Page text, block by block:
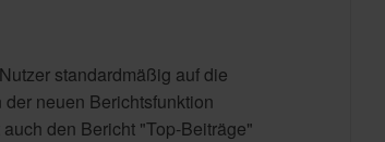
standardmäßig auf die
neuen Berichtsfunktion
den Bericht "Top-Beiträge"